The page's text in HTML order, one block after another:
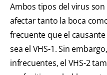
Ambos tipos del virus
afectar tanto la boca
frecuente que el
sea el VHS-1. Sin
infrecuentes, el VHS-2